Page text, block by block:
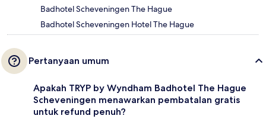
Badhotel Scheveningen The Hague
Badhotel Scheveningen Hotel The Hague
Pertanyaan umum
Apakah TRYP by Wyndham Badhotel The Hague
Scheveningen menawarkan pembatalan gratis
untuk refund penuh?